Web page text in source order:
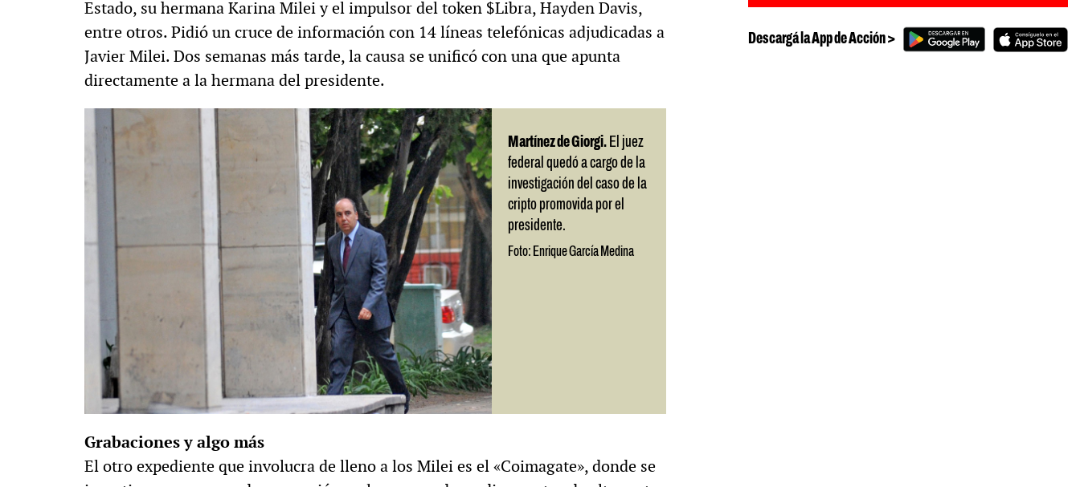
Estado, su hermana Karina Milei y el impulsor del token $Libra, Hayden Davis,
entre otros. Pidió un cruce de información con 14 líneas telefónicas adjudicadas a
Javier Milei. Dos semanas más tarde, la causa se unificó con una que apunta
directamente a la hermana del presidente.
Martínez de Giorgi.El juez
federal quedó a cargo de la
investigación del caso de la
cripto promovida por el
presidente.
Foto: Enrique García Medina
Grabaciones y algo más
El otro expediente que involucra de lleno a los Milei es el «Coimagate», donde se
Descargá la App de Acción >